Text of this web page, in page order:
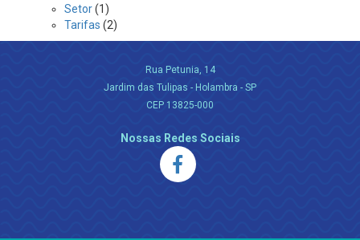
Setor(1)
Tarifas (2)
Rua Petunia, 14
Jardim das Tulipas - Holambra - SP
CEP 13825-000
Nossas Redes Sociais